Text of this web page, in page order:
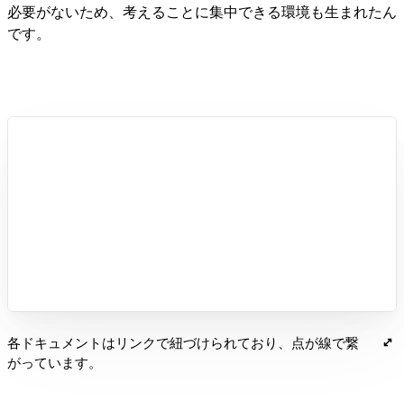
必要がないため、考えることに集中できる環境も生まれたん
です。
各ドキュメントはリンクで紐づけられており、点が線で繋
がっています。